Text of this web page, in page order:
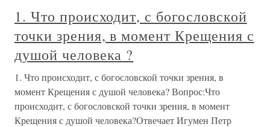
1. Что происходит, с богословской
точки зрения, в момент Крещения с
душой человека ?
1. Что происходит, с богословской точки зрения, в
момент Крещения с душой человека? Вопрос:Что
происходит, с богословской точки зрения, в момент
Крещения с душой человека?Отвечает Игумен Петр